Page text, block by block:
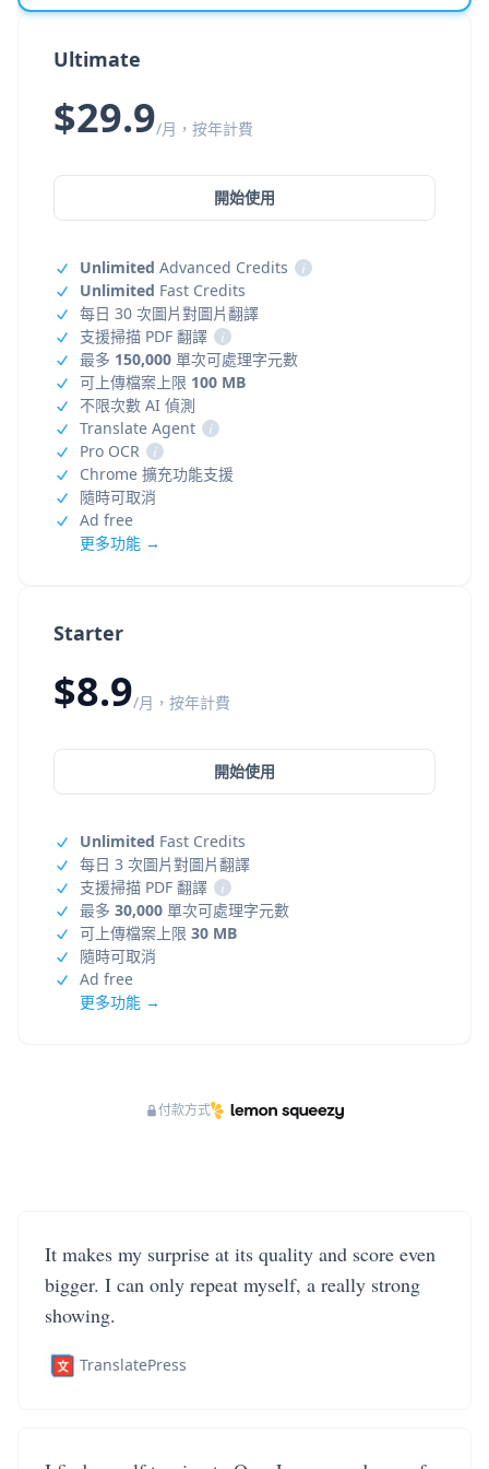
Starter
$8.9/月，按年計費
開始使用
Unlimited Fast Credits
每日 3 次圖片對圖片翻譯
支援掃描 PDF 翻譯
i
最多 30,000 單次可處理字元數
可上傳檔案上限 30 MB
隨時可取消
Ad free
更多功能 →
Ultimate
$29.9/月，按年計費
開始使用
Unlimited Advanced Credits
i
Unlimited Fast Credits
每日 30 次圖片對圖片翻譯
支援掃描 PDF 翻譯
i
最多 150,000 單次可處理字元數
可上傳檔案上限 100 MB
不限次數 AI 偵測
Translate Agent
i
Pro OCR
i
Chrome 擴充功能支援
隨時可取消
Ad free
更多功能 →
付款方式
It makes my surprise at its quality and score even
bigger. I can only repeat myself, a really strong
showing.
TranslatePress